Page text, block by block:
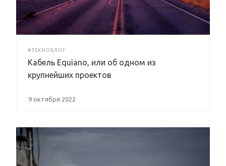
#ТЕХНОБЛОГ
Кабель Equiano, или об одном из
крупнейших проектов
9 октября 2022